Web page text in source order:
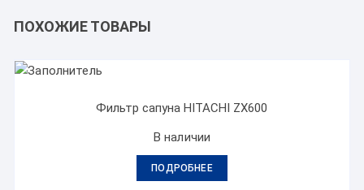
ПОХОЖИЕ ТОВАРЫ
Фильтр сапуна HITACHI ZX600
В наличии
ПОДРОБНЕЕ